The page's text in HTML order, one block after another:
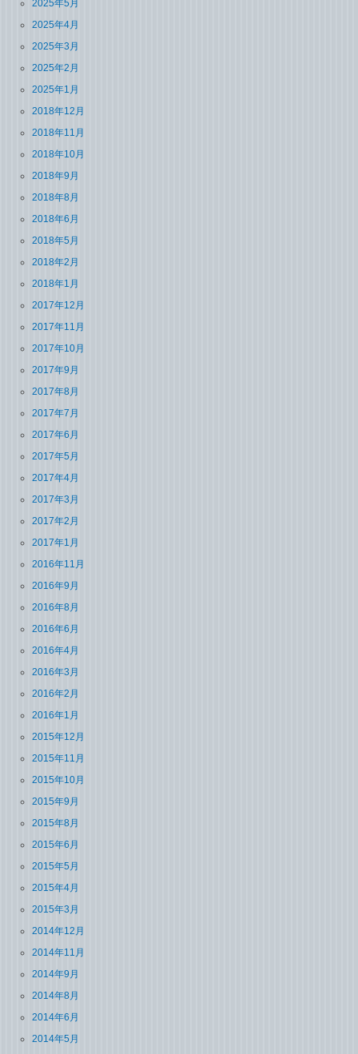
2025年5月
2025年4月
2025年3月
2025年2月
2025年1月
2018年12月
2018年11月
2018年10月
2018年9月
2018年8月
2018年6月
2018年5月
2018年2月
2018年1月
2017年12月
2017年11月
2017年10月
2017年9月
2017年8月
2017年7月
2017年6月
2017年5月
2017年4月
2017年3月
2017年2月
2017年1月
2016年11月
2016年9月
2016年8月
2016年6月
2016年4月
2016年3月
2016年2月
2016年1月
2015年12月
2015年11月
2015年10月
2015年9月
2015年8月
2015年6月
2015年5月
2015年4月
2015年3月
2014年12月
2014年11月
2014年9月
2014年8月
2014年6月
2014年5月